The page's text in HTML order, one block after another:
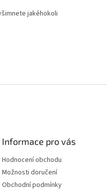
jakéhokoli
Informace pro vás
Hodnocení obchodu
Možnosti doručení
Obchodní podmínky